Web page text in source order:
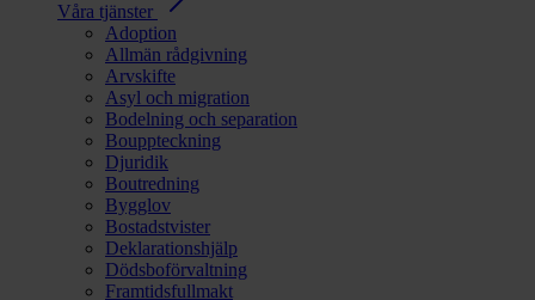
Våra tjänster
Adoption
Allmän rådgivning
Arvskifte
Asyl och migration
Bodelning och separation
Bouppteckning
Djuridik
Boutredning
Bygglov
Bostadstvister
Deklarationshjälp
Dödsboförvaltning
Framtidsfullmakt